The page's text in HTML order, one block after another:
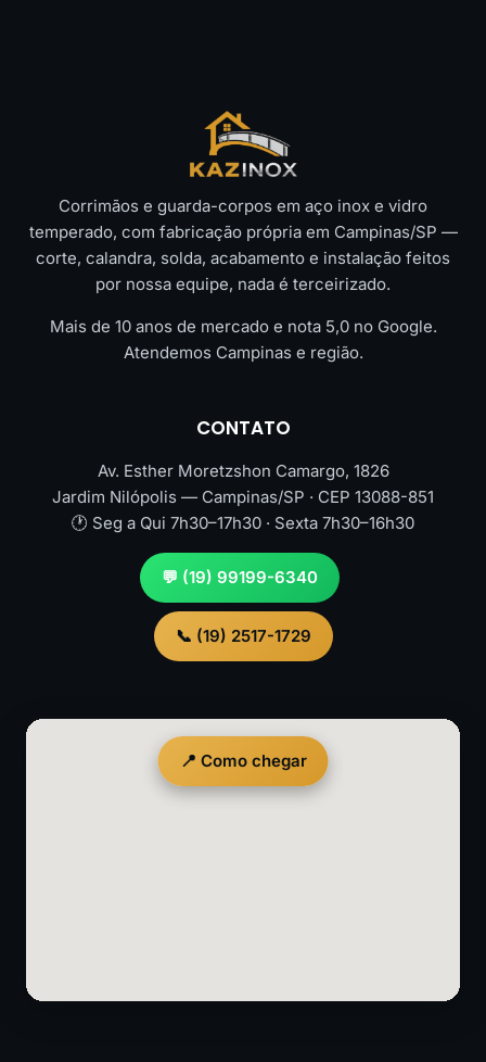
Corrimãos e guarda-corpos em aço inox e vidro
temperado, com fabricação própria em Campinas/SP —
corte, calandra, solda, acabamento e instalação feitos
por nossa equipe, nada é terceirizado.
Mais de 10 anos de mercado e nota 5,0 no Google.
Atendemos Campinas e região.
CONTATO
Av. Esther Moretzshon Camargo, 1826
Jardim Nilópolis — Campinas/SP · CEP 13088-851
🕐 Seg a Qui 7h30–17h30 · Sexta 7h30–16h30
💬 (19) 99199-6340
📞 (19) 2517-1729
📍 Como chegar